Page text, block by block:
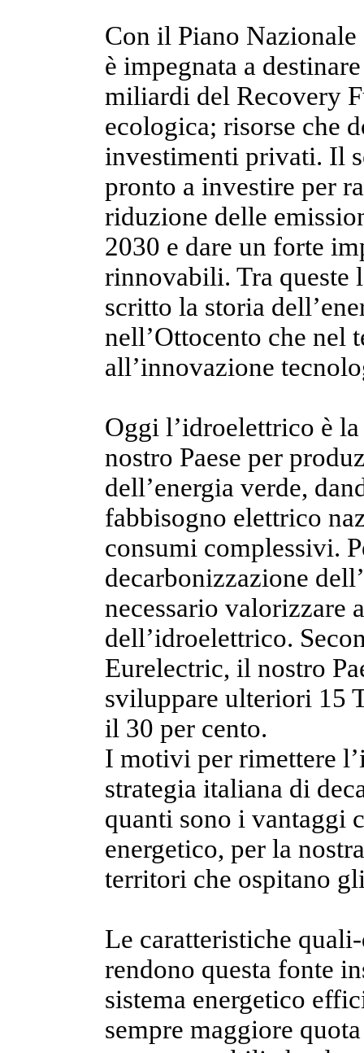
Con il Piano
è impegnata a
miliardi del Recovery
ecologica; risorse che
investimenti privati. Il
pronto a investire per
riduzione delle
2030 e dare un forte
rinnovabili. Tra queste
scritto la storia
nell’Ottocento che nel
all’innovazione
Oggi l’idroelettrico è
nostro Paese per
dell’energia verde,
fabbisogno elettrico
consumi complessivi.
decarbonizzazione
necessario valorizzare
dell’idroelettrico.
Eurelectric, il nostro
sviluppare ulteriori 15
il 30 per cento.
I motivi per rimettere
strategia italiana di
quanti sono i vantaggi
energetico, per la
territori che ospitano
Le caratteristiche
rendono questa fonte
sistema energetico
sempre maggiore